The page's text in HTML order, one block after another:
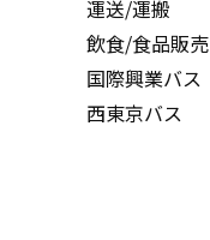
運送/運搬
飲食/食品販売
国際興業バス
西東京バス